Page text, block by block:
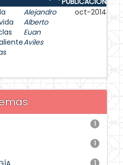
Alejandro
Alberto
Euan
Aviles
oct-2014
1
1
1